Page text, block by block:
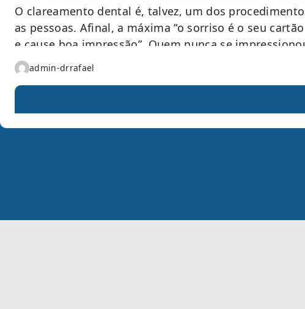
O clareamento dental é, talvez, um dos
as pessoas. Afinal, a máxima “o sorriso é o seu
e cause boa impressão”. Quem nunca se
admin-drrafael